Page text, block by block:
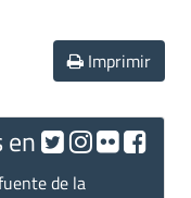
Imprimir
en
de la